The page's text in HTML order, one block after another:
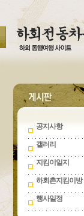
공지사항
갤러리
지킴이일지
하회촌지킴이방
행사일정